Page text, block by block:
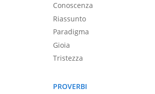
Conoscenza
Riassunto
Paradigma
Gioia
Tristezza
PROVERBI